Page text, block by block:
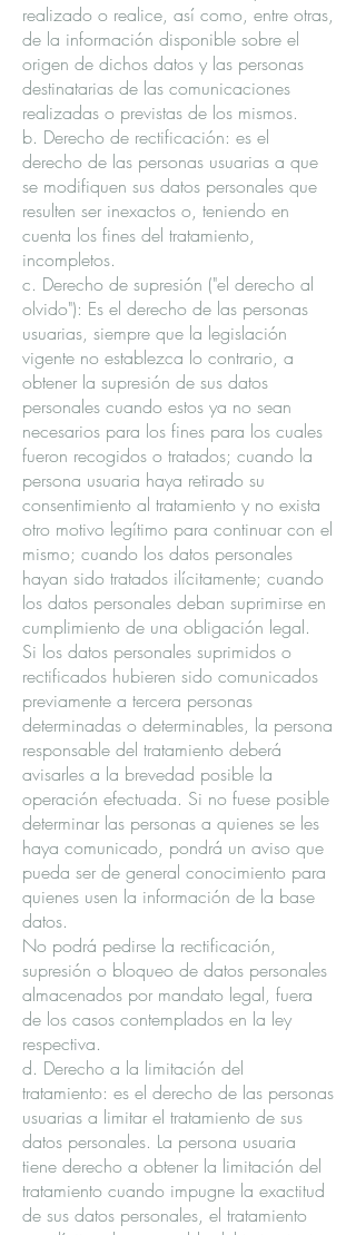
realizado o realice, así como, entre otras,
de la información disponible sobre el
origen de dichos datos y las personas
destinatarias de las comunicaciones
realizadas o previstas de los mismos.
b. Derecho de rectificación: es el
derecho de las personas usuarias a que
se modifiquen sus datos personales que
resulten ser inexactos o, teniendo en
cuenta los fines del tratamiento,
incompletos.
c. Derecho de supresión ("el derecho al
olvido"): Es el derecho de las personas
usuarias, siempre que la legislación
vigente no establezca lo contrario, a
obtener la supresión de sus datos
personales cuando estos ya no sean
necesarios para los fines para los cuales
fueron recogidos o tratados; cuando la
persona usuaria haya retirado su
consentimiento al tratamiento y no exista
otro motivo legítimo para continuar con el
mismo; cuando los datos personales
hayan sido tratados ilícitamente; cuando
los datos personales deban suprimirse en
cumplimiento de una obligación legal.
Si los datos personales suprimidos o
rectificados hubieren sido comunicados
previamente a tercera personas
determinadas o determinables, la persona
responsable del tratamiento deberá
avisarles a la brevedad posible la
operación efectuada. Si no fuese posible
determinar las personas a quienes se les
haya comunicado, pondrá un aviso que
pueda ser de general conocimiento para
quienes usen la información de la base
datos.
No podrá pedirse la rectificación,
supresión o bloqueo de datos personales
almacenados por mandato legal, fuera
de los casos contemplados en la ley
respectiva.
d. Derecho a la limitación del
tratamiento: es el derecho de las personas
usuarias a limitar el tratamiento de sus
datos personales. La persona usuaria
tiene derecho a obtener la limitación del
tratamiento cuando impugne la exactitud
de sus datos personales, el tratamiento